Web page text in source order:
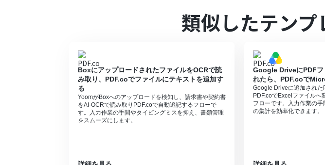
PDF.co、GoogleフォームのそれぞれとYoomを連携してください。
OCRまたは音声を文字起こしするAIオペレーションはチームプラン・サクセ
合は設定しているフローボットのオペレーションはエラーとなりますので、ご
ョン）を使用することができます。
トリガーは5分、10分、15分、30分、60分の間隔で起動間隔を選択できます。
プランによって最短の起動間隔が異なりますので、ご注意ください。
Googleフォームをトリガーとして使用した際の回答内容を取得する方法は下
類似したテンプ
BoxにアップロードされたファイルをOCRで読
み取り、PDF.coでファイルにテキストを追加す
る
YoomがBoxへのアップロードを検知し、請求書や契約書
をAI-OCRで読み取りPDF.coで自動追記するフローで
す。入力作業の手間やタイピングミスを抑え、書類管理
をスムーズにします。
Google DriveにPDFフ
れたら、PDF.coで
Google Driveに追加された
PDF.coでExcelファイルへ
フローです。入力作業の
の集計を効率化できます。